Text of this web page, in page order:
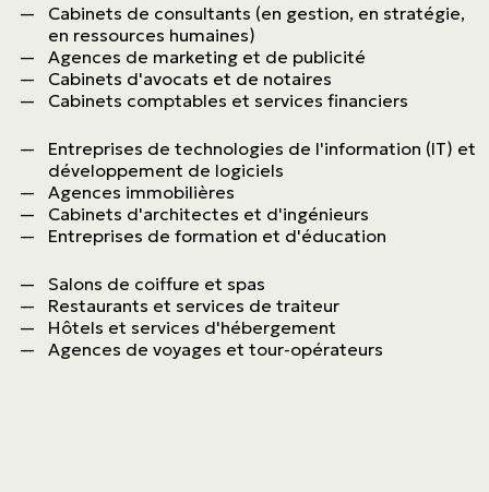
Cabinets de consultants (en gestion, en stratégie,
en ressources humaines)
Agences de marketing et de publicité
Cabinets d'avocats et de notaires
Cabinets comptables et services financiers
Entreprises de technologies de l'information (IT) et
développement de logiciels
Agences immobilières
Cabinets d'architectes et d'ingénieurs
Entreprises de formation et d'éducation
Salons de coiffure et spas
Restaurants et services de traiteur
Hôtels et services d'hébergement
Agences de voyages et tour-opérateurs